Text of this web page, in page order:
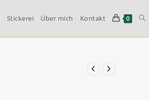
Stickerei Über mich Kontakt 0